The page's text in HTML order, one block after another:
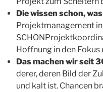
Die wissen schon,
Projektmanagement
Hoffnung in den Fokus
Das machen wir seit
derer, deren Bild der
und kalt ist. Chancen